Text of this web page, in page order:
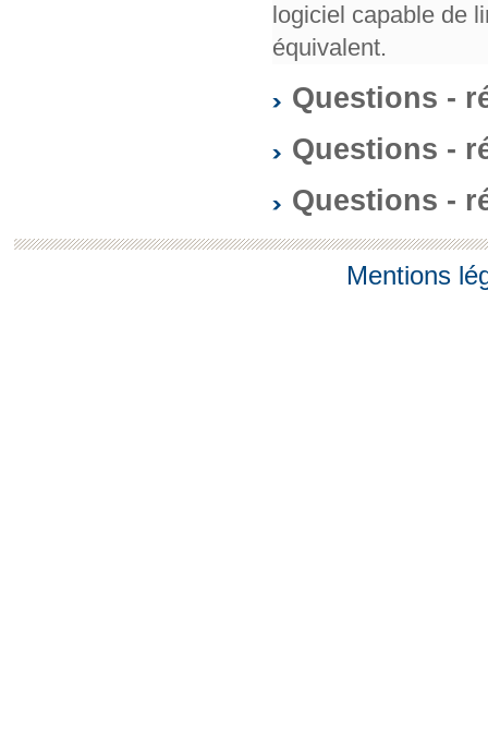
logiciel capable de
équivalent.
Questions -
Questions -
Questions -
Mentions